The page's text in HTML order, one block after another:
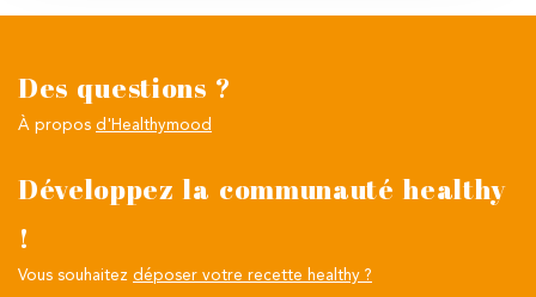
Des questions ?
À propos d'Healthymood
Développez la communauté healthy
!
Vous souhaitez déposer votre recette healthy ?